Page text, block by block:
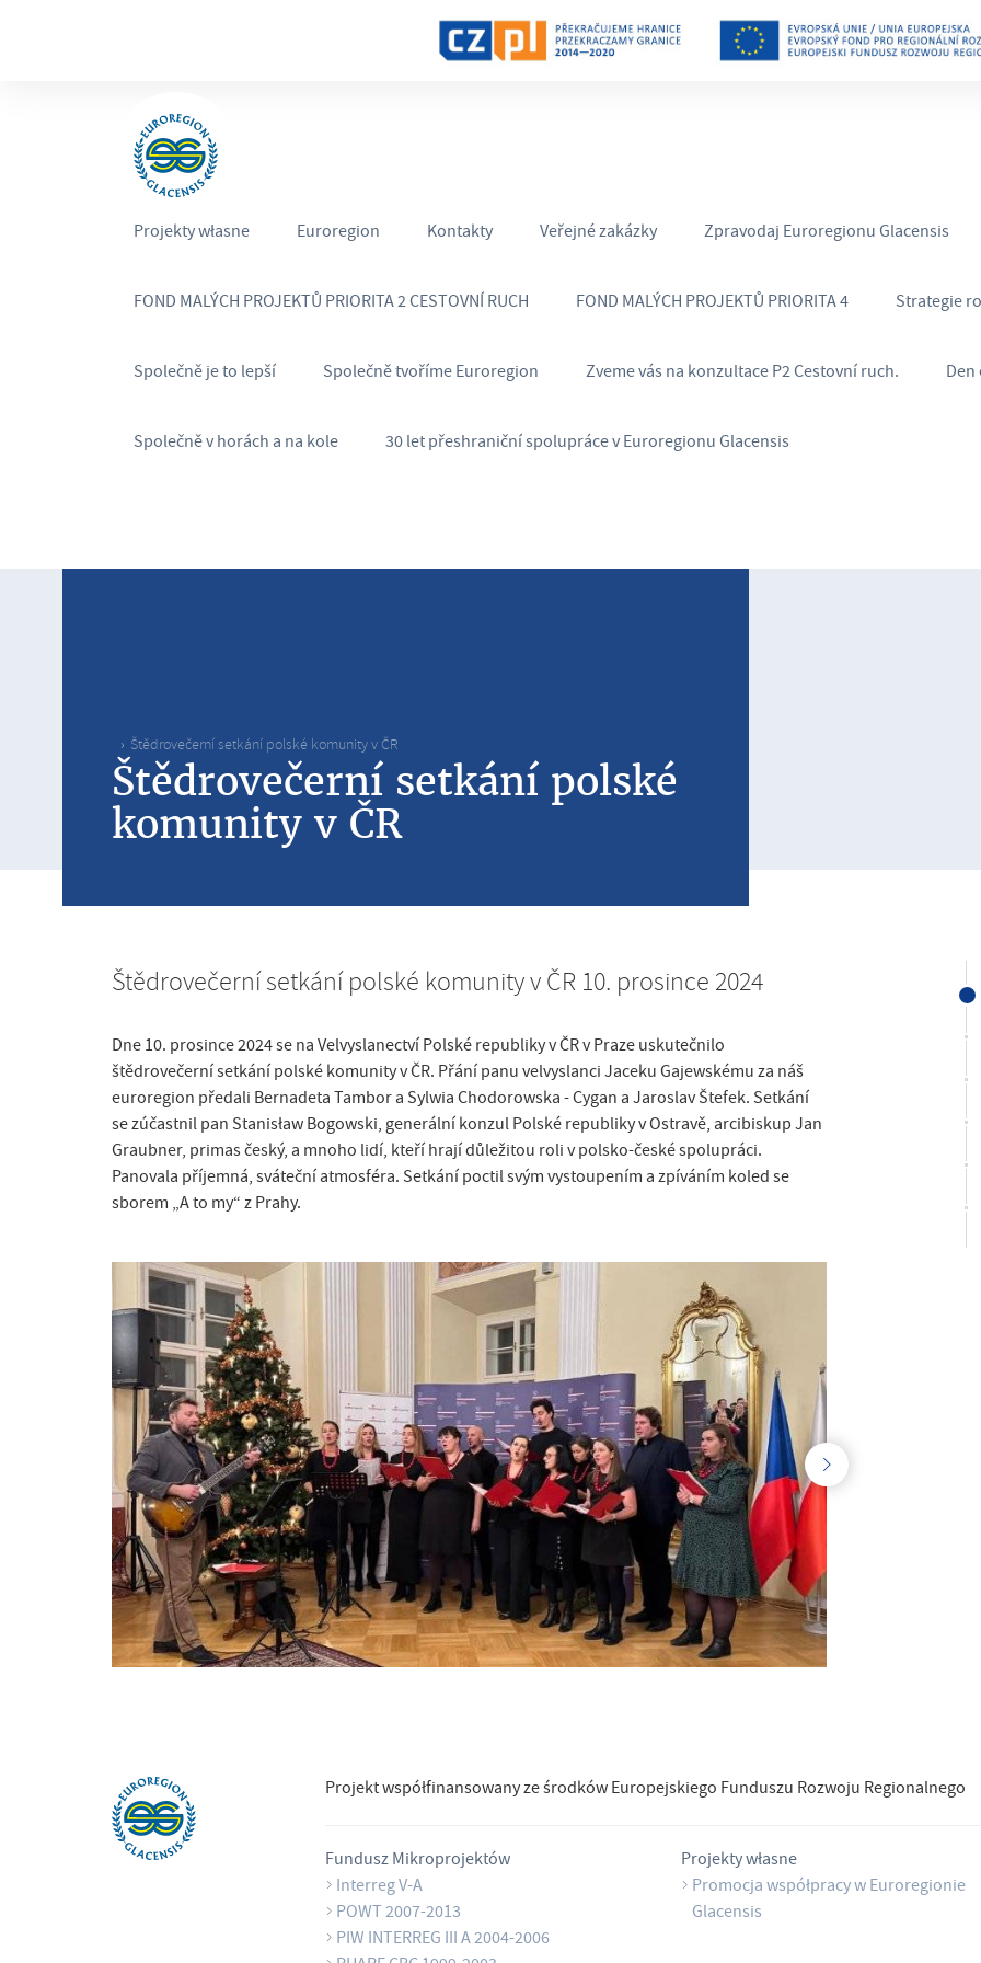
Projekty własne Euroregion Kontakty Veřejné zakázky Zpravodaj Euroregionu Glacensis
FOND MALÝCH PROJEKTŮ PRIORITA 2 CESTOVNÍ RUCH FOND MALÝCH PROJEKTŮ PRIORITA 4 Strategie
Společně je to lepší Společně tvoříme Euroregion Zveme vás na konzultace P2 Cestovní ruch.
Společně v horách a na kole 30 let přeshraniční spolupráce v Euroregionu Glacensis
Štědrovečerní setkání polské komunity v ČR
Štědrovečerní setkání polské
komunity v ČR
Štědrovečerní setkání polské komunity v ČR 10. prosince 2024
Dne 10. prosince 2024 se na Velvyslanectví Polské republiky v ČR v Praze uskutečnilo
štědrovečerní setkání polské komunity v ČR. Přání panu velvyslanci Jaceku Gajewskému za náš
euroregion předali Bernadeta Tambor a Sylwia Chodorowska - Cygan a Jaroslav Štefek. Setkání
se zúčastnil pan Stanisław Bogowski, generální konzul Polské republiky v Ostravě, arcibiskup Jan
Graubner, primas český, a mnoho lidí, kteří hrají důležitou roli v polsko-české spolupráci.
Panovala příjemná, sváteční atmosféra. Setkání poctil svým vystoupením a zpíváním koled se
sborem „A to my“ z Prahy.
Projekt współfinansowany ze środków Europejskiego Funduszu Rozwoju Regionalnego
Fundusz Mikroprojektów
Interreg V-A
POWT 2007-2013
PIW INTERREG III A 2004-2006
Projekty własne
Promocja współpracy w Euroregionie
Glacensis